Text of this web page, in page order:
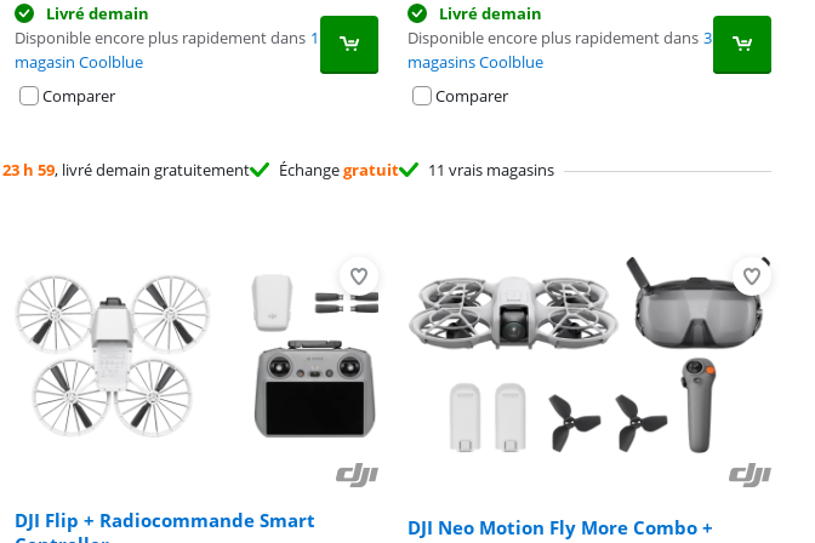
Livré demain
Disponible encore plus rapidement dans 1
magasin Coolblue
Comparer
Livré demain
Disponible encore plus rapidement dans 3
magasins Coolblue
Comparer
23 h 59, livré demain gratuitement Échangegratuit 11 vrais magasins
DJI Flip + Radiocommande Smart
DJI Neo Motion Fly More Combo +